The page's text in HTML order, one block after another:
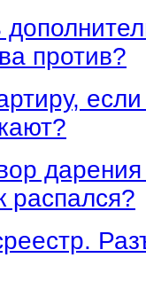
против?
распался?